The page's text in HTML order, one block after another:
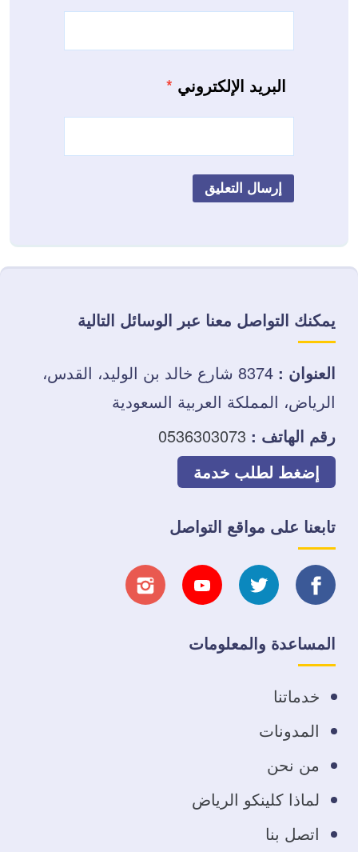
البريد الإلكتروني *
يمكنك التواصل معنا عبر الوسائل التالية
العنوان :
8374 شارع خالد بن الوليد، القدس،
الرياض، المملكة العربية السعودية
رقم الهاتف : 0536303073
إضغط لطلب خدمة
تابعنا على مواقع التواصل
تابعنا
على
فيسبوك
تابعنا
على
تابعنا تابعنا
المساعدة والمعلومات
خدماتنا
المدونات
من نحن
لماذا كلينكو الرياض
اتصل بنا